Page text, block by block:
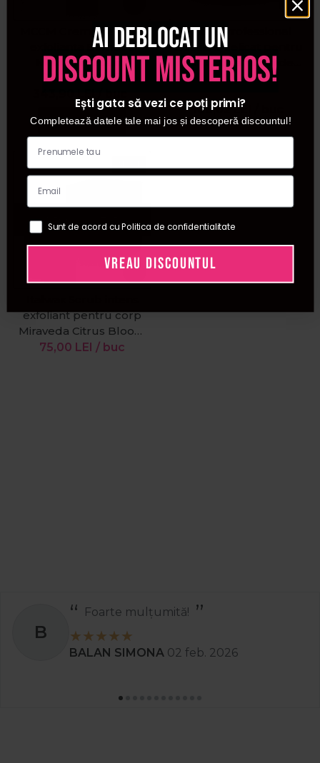
MCCM Crema de corp
exfolianta Bamboo
Mechanic 200ml
PRP:362,00LEI
Adauga in cos
Thuya Professional
Exfoliant delicat pentru
corp cu samburi de
caise Soft Scrub 450ml
106,02LEI
exfoliant pentru corp
Miraveda Citrus Bloom
400g
75,00 LEI / buc
B
Foarte mulțumită!
BALAN SIMONA 02 feb. 2026
Ai deblocat un
discount misterios!
Ești gata să vezi ce poți primi?
Completează datele tale mai jos și descoperă discountul!
Sunt de acord cu Politica de confidentialitate
VREAU DISCOUNTUL